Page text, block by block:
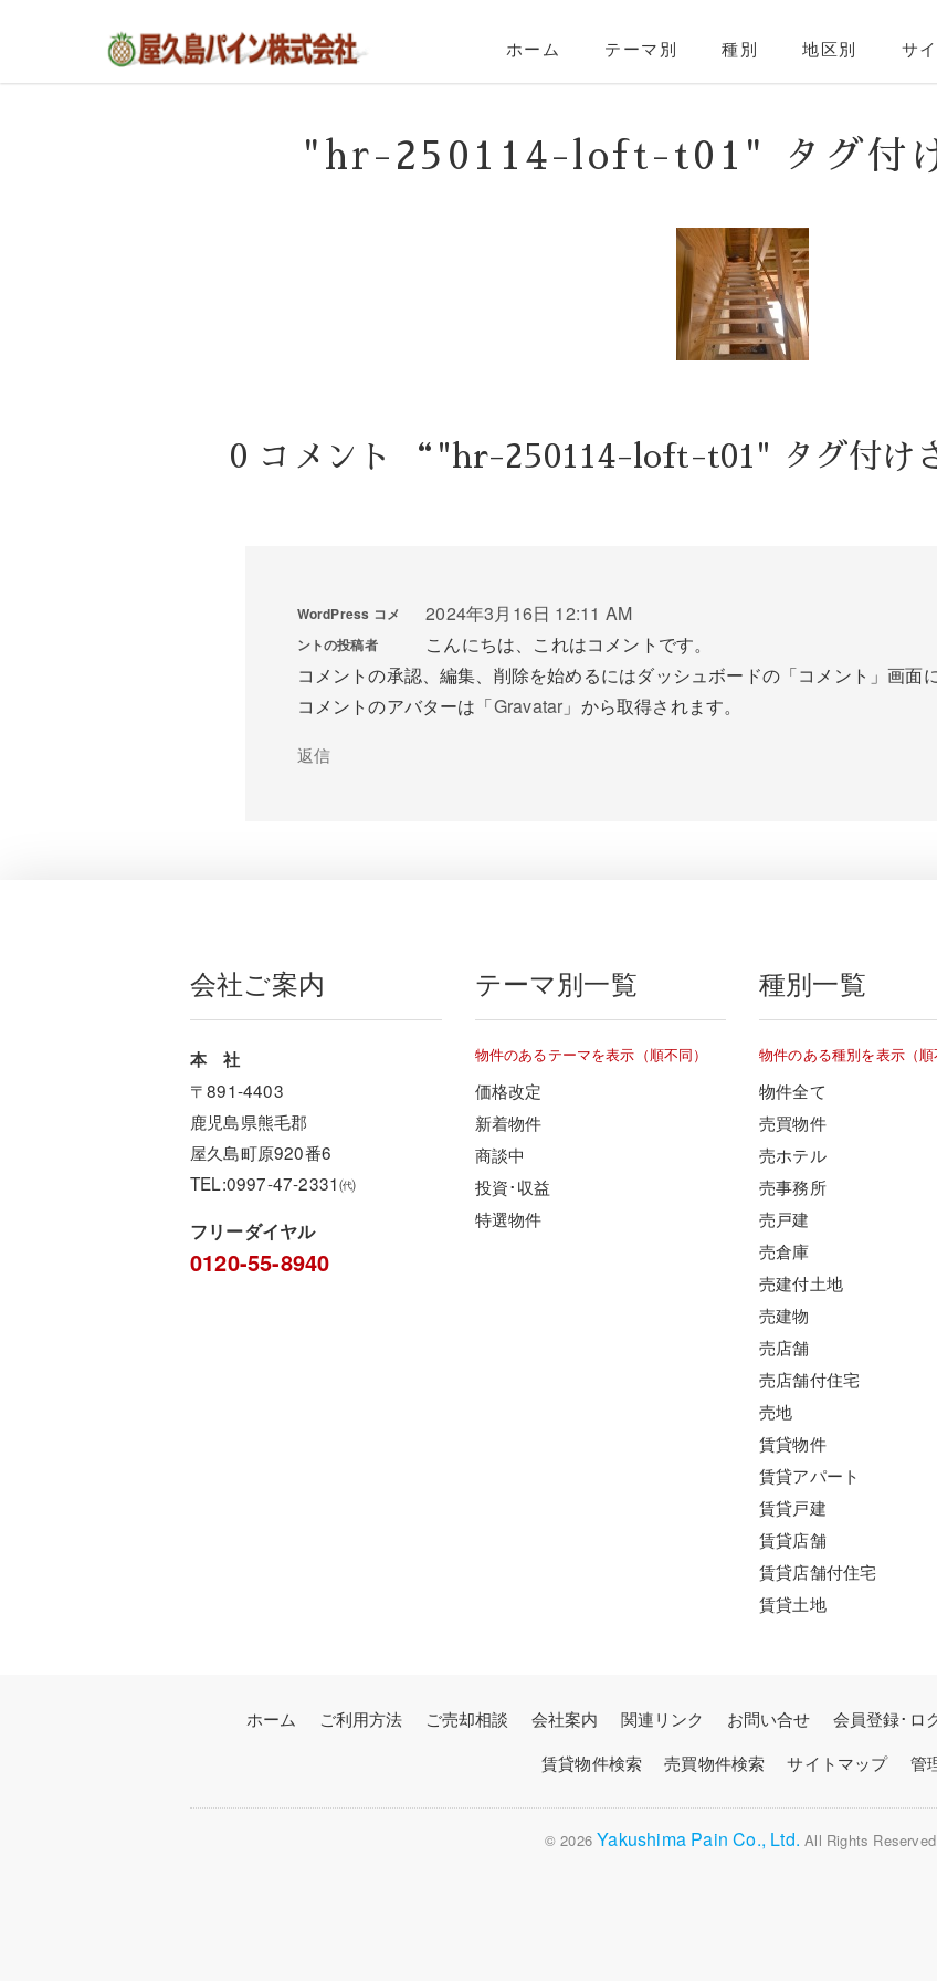
屋久島パイン株式会社
タルサイト
ホーム テーマ別 種別 地区別 サ
"hr-250114-loft-t01" タグ付け
0 コメント “"hr-250114-loft-t01" タグ付け
WordPress コメ
ントの投稿者
2024年3月16日 12:11 AM
こんにちは、これはコメントです。
コメントの承認、編集、削除を始めるにはダッシュボードの「コメント」画面
コメントのアバターは「Gravatar 」から取得されます。
返信
会社ご案内
本 社
〒891-4403
鹿児島県熊毛郡
屋久島町原920番6
TEL:0997-47-2331㈹
フリーダイヤル
0120-55-8940
テーマ別一覧
物件のあるテーマを表示（順不同）
価格改定
新着物件
商談中
投資･収益
特選物件
種別一覧
物件のある種別を表示（順
物件全て
売買物件
売ホテル
売事務所
売戸建
売倉庫
売建付土地
売建物
売店舗
売店舗付住宅
売地
賃貸物件
賃貸アパート
賃貸戸建
賃貸店舗
賃貸店舗付住宅
賃貸土地
ホーム ご利用方法 ご売却相談 会社案内 関連リンク お問い合せ 会員登録･ロ
賃貸物件検索
売買物件検索 サイトマップ 管
© 2026Yakushima Pain Co., Ltd. All Rights